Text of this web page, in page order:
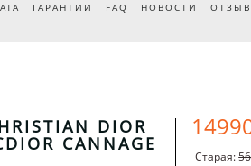
ГАРАНТИИ FAQ НОВОСТИ
DIOR
CANNAGE
Старая: